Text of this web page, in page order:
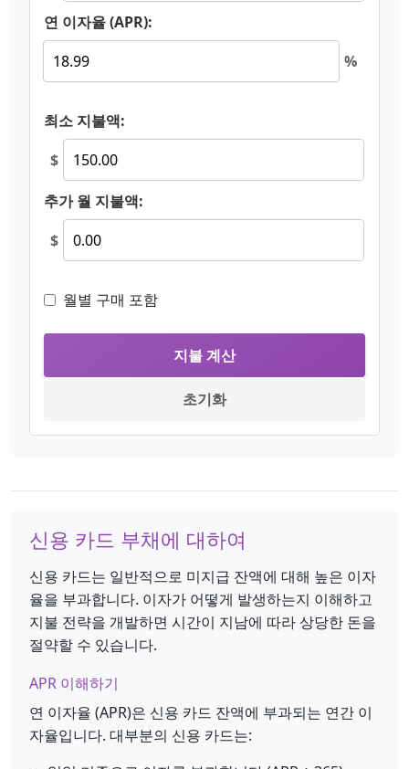
연 이자율 (APR):
%
최소 지불액:
$
추가 월 지불액:
$
월별 구매 포함
지불 계산
초기화
신용 카드 부채에 대하여
신용 카드는 일반적으로 미지급 잔액에 대해 높은 이자
율을 부과합니다. 이자가 어떻게 발생하는지 이해하고
지불 전략을 개발하면 시간이 지남에 따라 상당한 돈을
절약할 수 있습니다.
APR 이해하기
연 이자율 (APR)은 신용 카드 잔액에 부과되는 연간 이
자율입니다. 대부분의 신용 카드는: